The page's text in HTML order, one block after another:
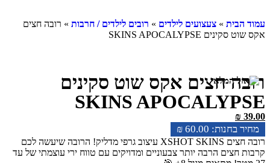
עמוד הבית » צעצועים לילדים » רובים לילדים / חרבות » רובה חצים
אקס שוט סקינים SKINS APOCALYPSE
רובה חצים אקס שוט סקינים
SKINS APOCALYPSE
₪ 60.00
₪ 39.00
רובה חצים XSHOT SKINS עיצוב גרפי מדליק! הרובה שיעשה לכם
קרבות חצים הרבה יותר צבעוניים ומדויקים עם טווח ירי עוצמתי של עד